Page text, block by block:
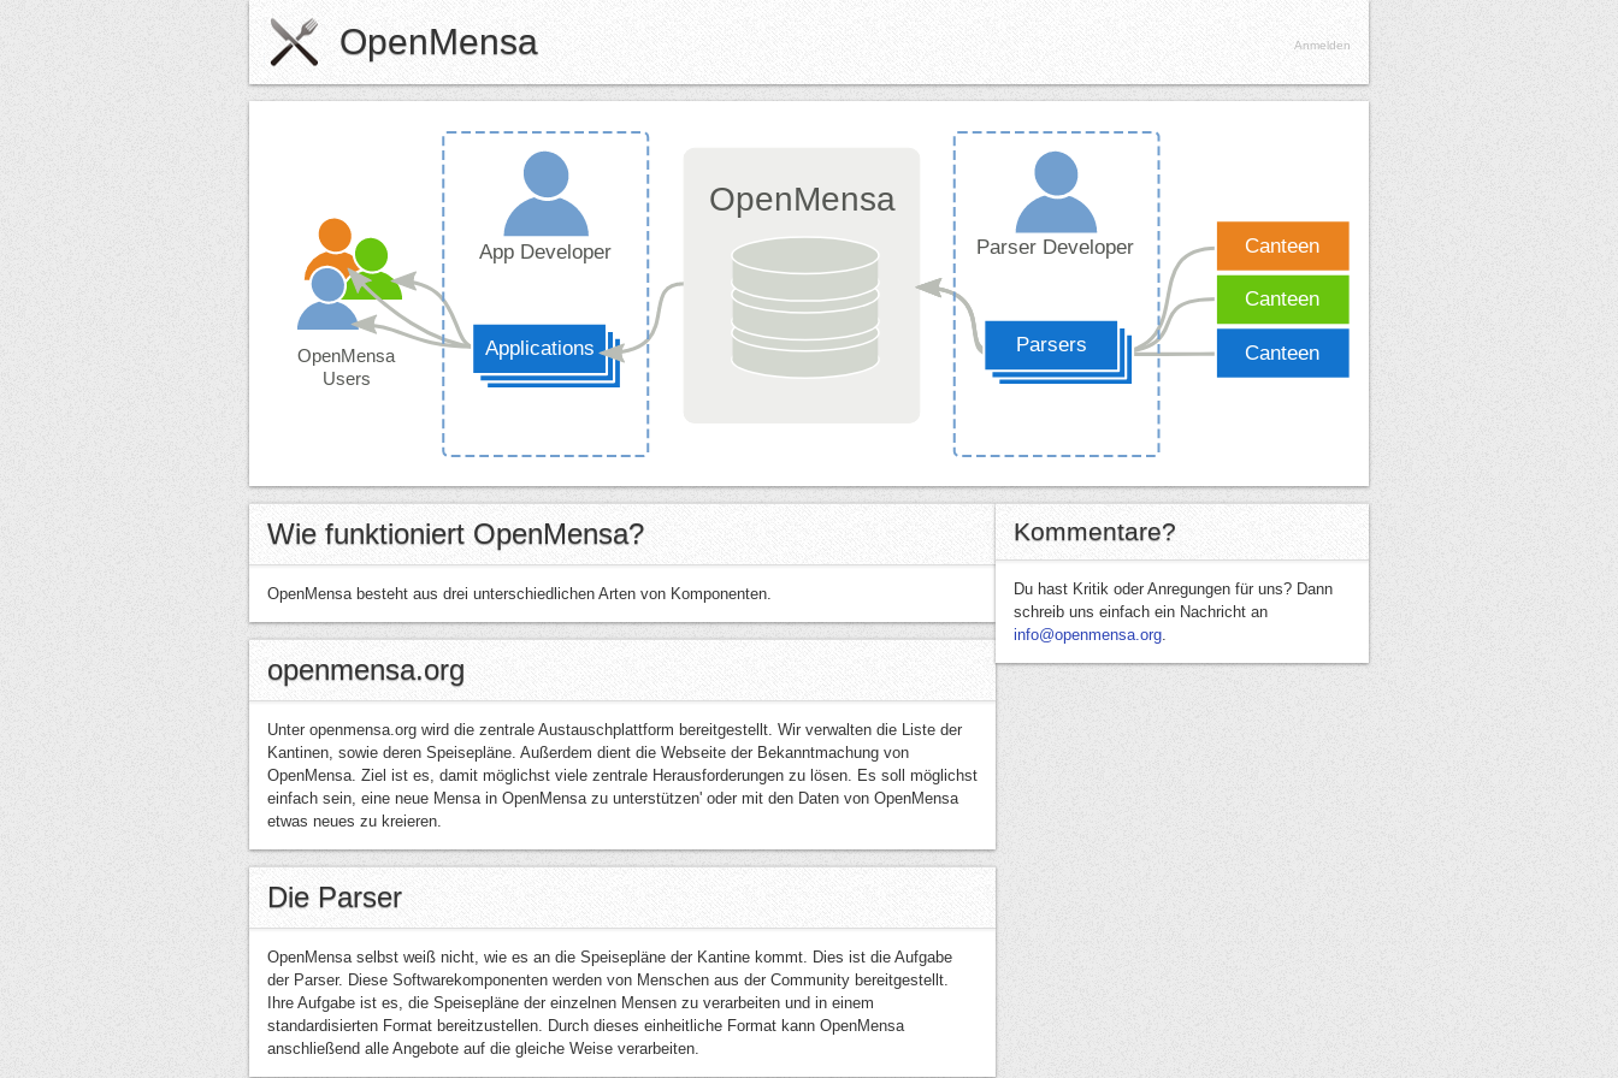
OpenMensa Anmelden
Wie funktioniert OpenMensa?
OpenMensa besteht aus drei unterschiedlichen Arten von Komponenten.
openmensa.org
Unter openmensa.org wird die zentrale Austauschplattform bereitgestellt. Wir verwalten die Liste der
Kantinen, sowie deren Speisepläne. Außerdem dient die Webseite der Bekanntmachung von
OpenMensa. Ziel ist es, damit möglichst viele zentrale Herausforderungen zu lösen. Es soll möglichst
einfach sein, eine neue Mensa in OpenMensa zu unterstützen' oder mit den Daten von OpenMensa
etwas neues zu kreieren.
Die Parser
OpenMensa selbst weiß nicht, wie es an die Speisepläne der Kantine kommt. Dies ist die Aufgabe
der Parser. Diese Softwarekomponenten werden von Menschen aus der Community bereitgestellt.
Ihre Aufgabe ist es, die Speisepläne der einzelnen Mensen zu verarbeiten und in einem
standardisierten Format bereitzustellen. Durch dieses einheitliche Format kann OpenMensa
anschließend alle Angebote auf die gleiche Weise verarbeiten.
Kommentare?
Du hast Kritik oder Anregungen für uns? Dann
schreib uns einfach ein Nachricht an
info@openmensa.org.